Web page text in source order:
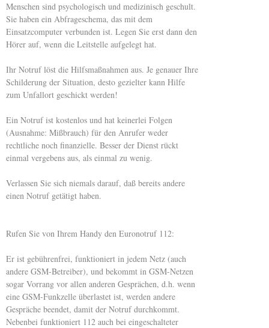
Menschen sind psychologisch und medizinisch geschult.
Sie haben ein Abfrageschema, das mit dem
Einsatzcomputer verbunden ist. Legen Sie erst dann den
Hörer auf, wenn die Leitstelle aufgelegt hat.
Ihr Notruf löst die Hilfsmaßnahmen aus. Je genauer Ihre
Schilderung der Situation, desto gezielter kann Hilfe
zum Unfallort geschickt werden!
Ein Notruf ist kostenlos und hat keinerlei Folgen
(Ausnahme: Mißbrauch) für den Anrufer weder
rechtliche noch finanzielle. Besser der Dienst rückt
einmal vergebens aus, als einmal zu wenig.
Verlassen Sie sich niemals darauf, daß bereits andere
einen Notruf getätigt haben.
Rufen Sie von Ihrem Handy den Euronotruf 112:
Er ist gebührenfrei, funktioniert in jedem Netz (auch
andere GSM-Betreiber), und bekommt in GSM-Netzen
sogar Vorrang vor allen anderen Gesprächen, d.h. wenn
eine GSM-Funkzelle überlastet ist, werden andere
Gespräche beendet, damit der Notruf durchkommt.
Nebenbei funktioniert 112 auch bei eingeschalteter